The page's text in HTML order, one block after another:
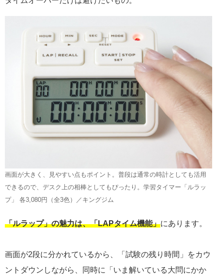
画面が大きく、見やすい点もポイント。普段は通常の時計としても活用
できるので、デスク上の相棒としてもぴったり。学習タイマー「ルラッ
プ」 各3,080円（全3色）／キングジム
「ルラップ」の魅力は、「LAPタイム機能」にあります。
画面が2段に分かれているから、「試験の残り時間」をカウ
ントダウンしながら、同時に「いま解いている大問にかか